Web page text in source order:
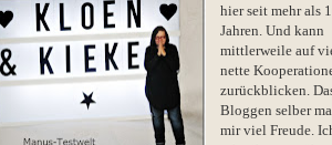
hier seit mehr als
Jahren. Und kann
mittlerweile auf
nette
zurückblicken.
Bloggen selber
mir viel Freude.